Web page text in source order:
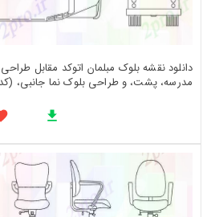
دانلود نقشه بلوک مبلمان اتوکد مقابل
مدرسه، پشت، و طراحی بلوک نما جانبی، (کد159388)